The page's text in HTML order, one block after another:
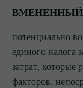
потенциально
единого налога
затрат, которые
факторов,